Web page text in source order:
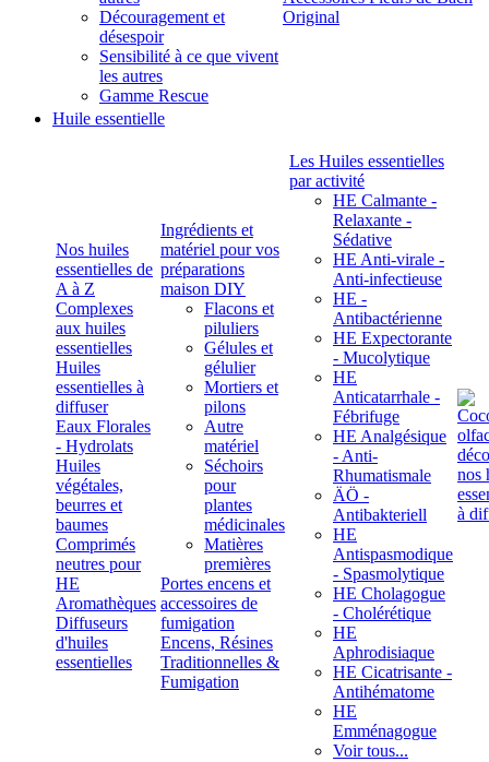
Découragement et
désespoir
Sensibilité à ce que vivent
les autres
Gamme Rescue
Original
Huile essentielle
Nos huiles
essentielles de
A à Z
Complexes
aux huiles
essentielles
Huiles
essentielles à
diffuser
Eaux Florales
- Hydrolats
Huiles
végétales,
beurres et
baumes
Comprimés
neutres pour
HE
Aromathèques
Diffuseurs
d'huiles
essentielles
Ingrédients et
matériel pour vos
préparations
maison DIY
Flacons et
piluliers
Gélules et
gélulier
Mortiers et
pilons
Autre
matériel
Séchoirs
pour
plantes
médicinales
Matières
premières
Portes encens et
accessoires de
fumigation
Encens, Résines
Traditionnelles &
Fumigation
Les Huiles essentielles
par activité
HE Calmante -
Relaxante -
Sédative
HE Anti-virale -
Anti-infectieuse
HE -
Antibactérienne
HE Expectorante
- Mucolytique
HE
Anticatarrhale -
Fébrifuge
HE Analgésique
- Anti-
Rhumatismale
ÄÖ -
Antibakteriell
HE
Antispasmodique
- Spasmolytique
HE Cholagogue
- Cholérétique
HE
Aphrodisiaque
HE Cicatrisante -
Antihématome
HE
Emménagogue
Voir tous...